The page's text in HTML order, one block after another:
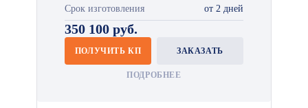
Срок изготовления от 2 дней
350 100 руб.
ПОЛУЧИТЬ КП ЗАКАЗАТЬ
ПОДРОБНЕЕ